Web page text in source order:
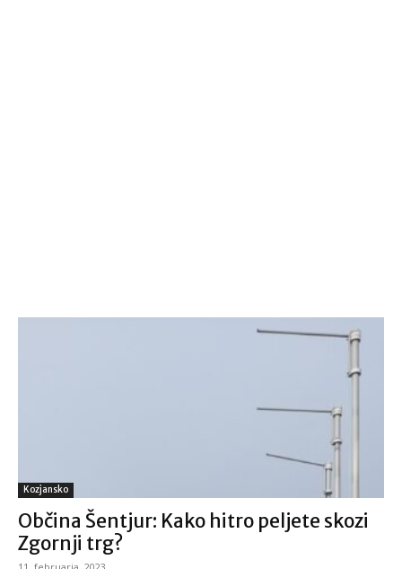
Kozjansko
Občina Šentjur: Kako hitro peljete skozi
Zgornji trg?